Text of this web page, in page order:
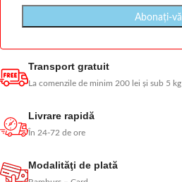
Transport gratuit
La comenzile de minim 200 lei și sub 5 kg
Livrare rapidă
În 24-72 de ore
Modalităţi de plată